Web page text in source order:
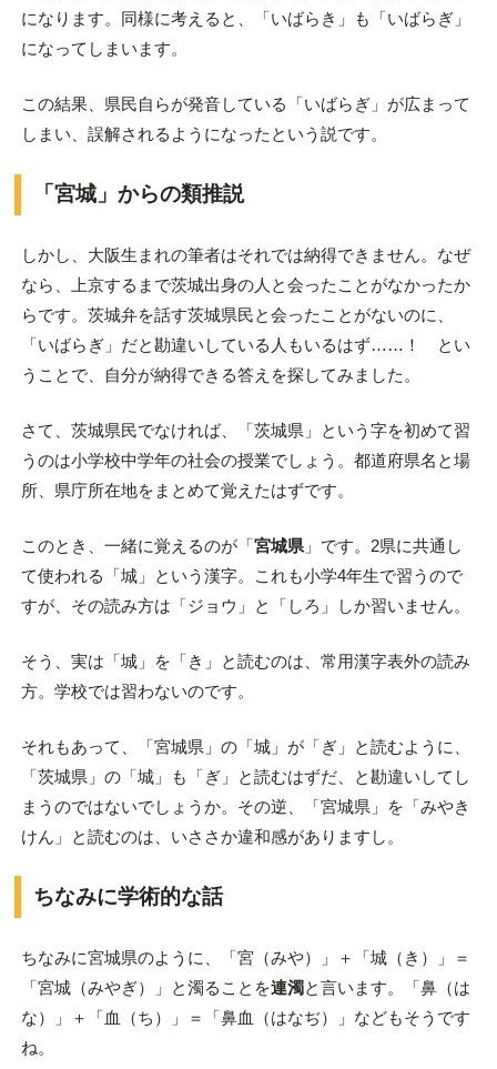
になります。同様に考えると、「いばらき」も「いばらぎ」
になってしまいます。
この結果、県民自らが発音している「いばらぎ」が広まって
しまい、誤解されるようになったという説です。
「宮城」からの類推説
しかし、大阪生まれの筆者はそれでは納得できません。なぜ
なら、上京するまで茨城出身の人と会ったことがなかったか
らです。茨城弁を話す茨城県民と会ったことがないのに、
「いばらぎ」だと勘違いしている人もいるはず……！ とい
うことで、自分が納得できる答えを探してみました。
さて、茨城県民でなければ、「茨城県」という字を初めて習
うのは小学校中学年の社会の授業でしょう。都道府県名と場
所、県庁所在地をまとめて覚えたはずです。
このとき、一緒に覚えるのが「宮城県」です。2県に共通し
て使われる「城」という漢字。これも小学4年生で習うので
すが、その読み方は「ジョウ」と「しろ」しか習いません。
そう、実は「城」を「き」と読むのは、常用漢字表外の読み
方。学校では習わないのです。
それもあって、「宮城県」の「城」が「ぎ」と読むように、
「茨城県」の「城」も「ぎ」と読むはずだ、と勘違いしてし
まうのではないでしょうか。その逆、「宮城県」を「みやき
けん」と読むのは、いささか違和感がありますし。
ちなみに学術的な話
ちなみに宮城県のように、「宮（みや）」＋「城（き）」＝
「宮城（みやぎ）」と濁ることを連濁と言います。「鼻（は
な）」＋「血（ち）」＝「鼻血（はなぢ）」などもそうです
ね。